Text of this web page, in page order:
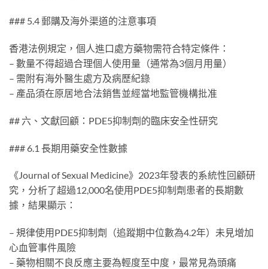
### 5.4 郵購及海外渠道的注意事項
香港法例規定，個人進口處方藥物需符合特定條件：
– 數量不得超過合理個人使用量（通常為3個月用量）
– 需附有海外醫生處方及病歷紀錄
– 產品須在原居地合法銷售並經當地監管機構批准
## 六、文獻回顧：PDE5抑制劑的臨床安全性研究
### 6.1 長期用藥安全性數據
《Journal of Sexual Medicine》2023年發表的系統性回顧研
究，分析了超過12,000名使用PDE5抑制劑患者的長期數
據，結果顯示：
– 規律使用PDE5抑制劑（追蹤期中位數為4.2年）未見增加
心血管事件風險
– 藥物相關不良反應主要為輕度至中度，最常見為頭痛